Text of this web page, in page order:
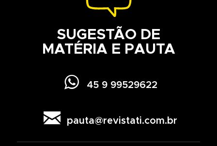
SUGESTÃO DE
MATÉRIA E PAUTA
 45 9 99529622
 pauta@revistati.com.br